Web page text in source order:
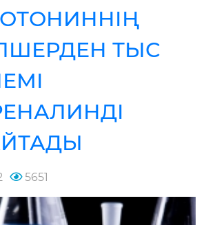
ТЫС
5651